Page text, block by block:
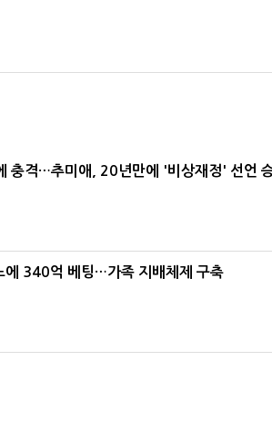
충격…추미애, 20년만에 '비상재정' 선언
에 340억 베팅…가족 지배체제 구축